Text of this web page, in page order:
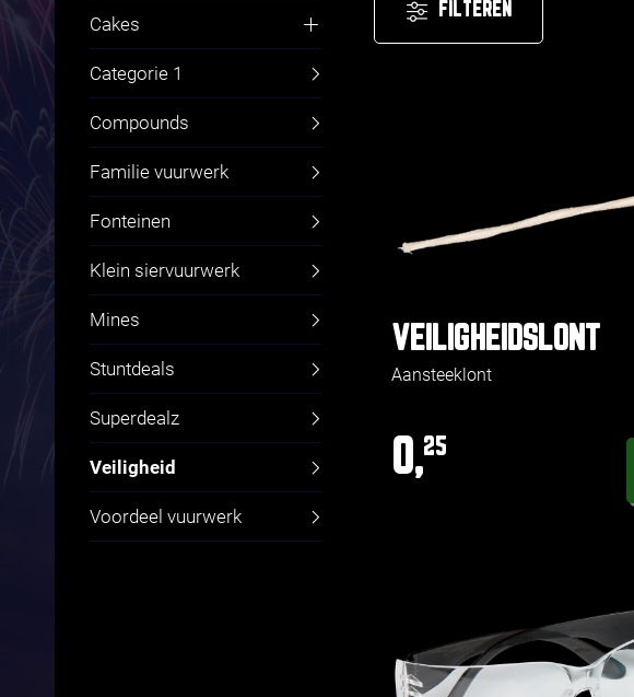
Cakes
Fluitcakes
Categorie 1
Compounds
Familie vuurwerk
Fonteinen
Klein siervuurwerk
Mines
Stuntdeals
Superdealz
Veiligheid
Voordeel vuurwerk
FILTEREN
VEILIGHEIDSLONT
Aansteeklont
0,25